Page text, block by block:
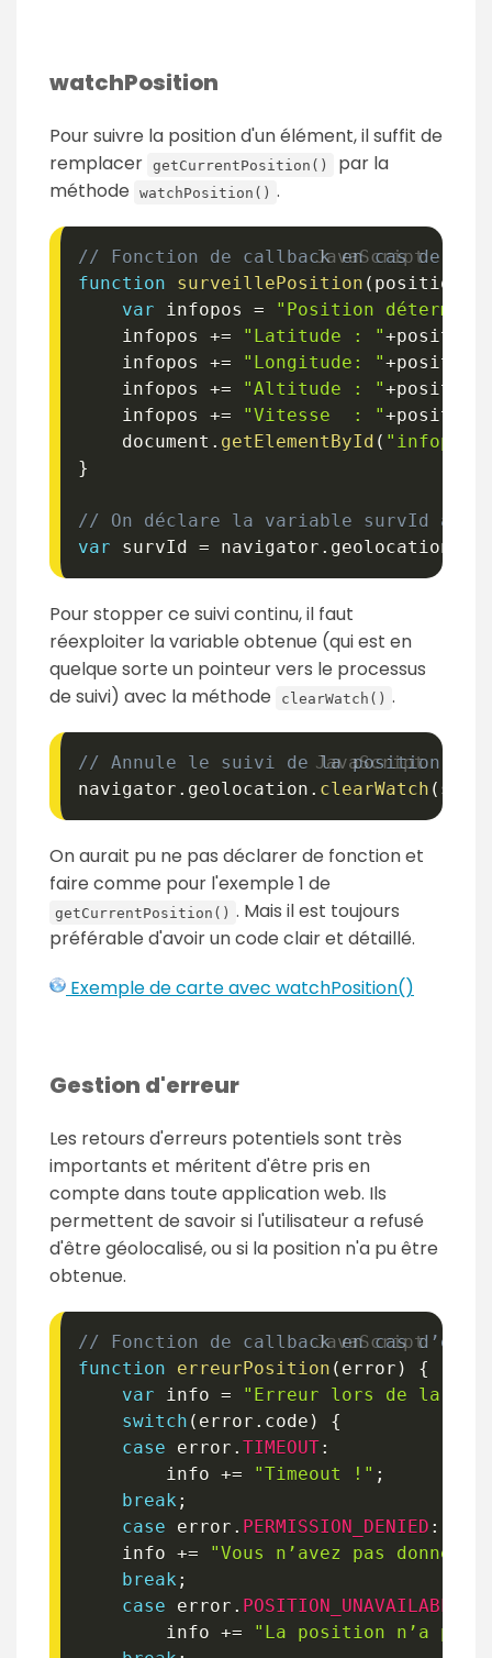
watchPosition
Pour suivre la position d'un élément, il suffit de
remplacer getCurrentPosition()
par la
méthode
watchPosition() .
// Fonction de callback en cas de
function
surveillePosition ( position
var infopos =
"Position
    infopos
+= "Latitude : "+position
    infopos
+= "Longitude: "+position
    infopos
+= "Altitude : "+position
    infopos
+= "Vitesse  : "+position
    document
. getElementById (
}
// On déclare la variable survId
var survId = navigator . geolocation
Pour stopper ce suivi continu, il faut
réexploiter la variable obtenue (qui est en
quelque sorte un pointeur vers le processus
de suivi) avec la méthode
clearWatch() .
// Annule le suivi de la position si
navigator . geolocation . clearWatch (
On aurait pu ne pas déclarer de fonction et
faire comme pour l'exemple 1 de
getCurrentPosition() . Mais il est toujours
préférable d'avoir un code clair et détaillé.
Exemple de carte avec watchPosition()
Gestion d'erreur
Les retours d'erreurs potentiels sont très
importants et méritent d'être pris en
compte dans toute application web. Ils
permettent de savoir si l'utilisateur a refusé
d'être géolocalisé, ou si la position n'a pu être
obtenue.
// Fonction de callback en cas
function
erreurPosition ( error )
{
var info =
"Erreur lors de la
switch ( error . code )
{
case error . TIMEOUT:
    	info
+= "Timeout !" ;
break ;
case error . PERMISSION_DENIED :
	info
+=
"Vous n’avez pas donné
break ;
case error . POSITION_UNAVAILABLE
    	info
+=
"La position n’a pu